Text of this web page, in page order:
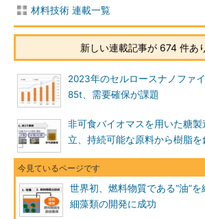
材料技術 連載一覧
新しい連載記事が 674 件あ
2023年のセルロースナノファ
85t、需要確保が課題
非可食バイオマスを用いた糖
立、持続可能な原料から樹脂を
世界初、燃料物質である“油”
細藻類の開発に成功